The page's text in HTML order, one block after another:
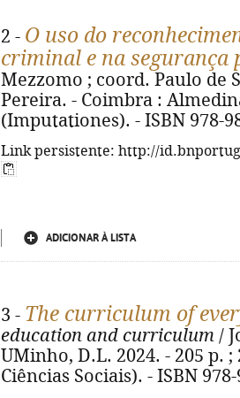
2 - O uso do
criminal e na segurança
Mezzomo ; coord. Paulo de
Pereira. - Coimbra :
(Imputationes). - ISBN 978-
Link persistente: http://
ADICIONAR À LISTA
3 - The curriculum of
education and curriculum /
UMinho, D.L. 2024. - 205 p.
Ciências Sociais). - ISBN